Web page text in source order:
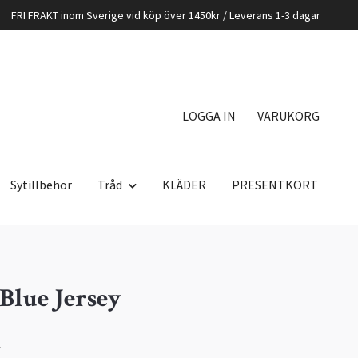
FRI FRAKT inom Sverige vid köp över 1450kr / Leverans 1-3 dagar
LOGGA IN VARUKORG
Sytillbehör Tråd KLÄDER PRESENTKORT
Jersey